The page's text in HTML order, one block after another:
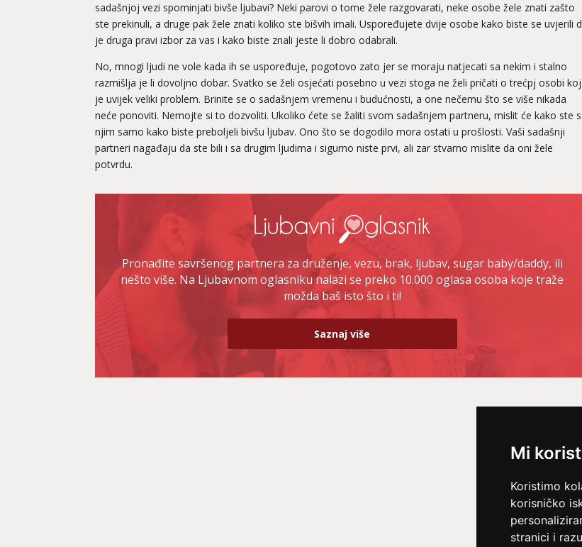
Mi
Koristimo
korisničko
stranici i
sadašnjoj vezi spominjati bivše ljubavi? Neki parovi o tome žele razgovarati, neke osobe žele znati zašto
ste prekinuli, a druge pak žele znati koliko ste bišvih imali. Uspoređujete dvije osobe kako biste se uvjerili
je druga pravi izbor za vas i kako biste znali jeste li dobro odabrali.
No, mnogi ljudi ne vole kada ih se uspoređuje, pogotovo zato jer se moraju natjecati sa nekim i stalno
razmišlja je li dovoljno dobar. Svatko se želi osjećati posebno u vezi stoga ne želi pričati o trećpj osobi
je uvijek veliki problem. Brinite se o sadašnjem vremenu i budućnosti, a one nečemu što se više nikada
neće ponoviti. Nemojte si to dozvoliti. Ukoliko ćete se žaliti svom sadašnjem partneru, mislit će kako ste s
njim samo kako biste preboljeli bivšu ljubav. Ono što se dogodilo mora ostati u prošlosti. Vaši sadašnji
partneri nagađaju da ste bili i sa drugim ljudima i sigurno niste prvi, ali zar stvarno mislite da oni žele
potvrdu.
Pronađite savršenog partnera za druženje, vezu, brak, ljubav, sugar baby/daddy, ili
nešto više. Na Ljubavnom oglasniku nalazi se preko 10.000 oglasa osoba koje traže
možda baš isto što i ti!
Saznaj više